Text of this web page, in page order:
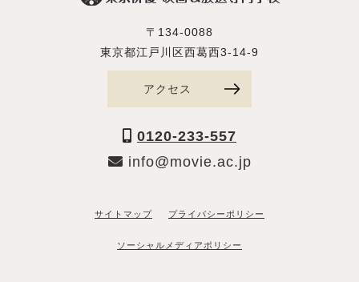
〒134-0088
東京都江戸川区西葛西3-14-9
アクセス
0120-233-557
info@movie.ac.jp
サイトマップ プライバシーポリシー
ソーシャルメディアポリシー